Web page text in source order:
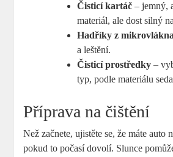
Čisticí kartáč – jemný,
materiál, ale dost silný
Hadříky z mikrovlákna
a leštění.
Čisticí prostředky –
typ, podle materiálu
Příprava na čištění
Než začnete, ujistěte se, že máte auto
pokud to počasí dovolí. Slunce